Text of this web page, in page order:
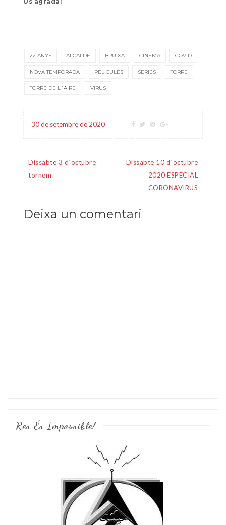
22 ANYS ALCALDE BRUIXA CINEMA COVID
NOVA TEMPORADA PELICULES SERIES TORRE
TORRE DE L´AIRE VIRUS
30 de setembre de 2020
Navegació
d'entrades
Dissabte 3 d´octubre
tornem
Dissabte 10 d´octubre
2020 ESPECIAL
CORONAVIRUS
Deixa un comentari
Res És Impossible!